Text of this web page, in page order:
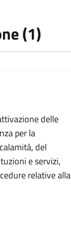
(1)
delle
per la
del
e servizi,
relative alla